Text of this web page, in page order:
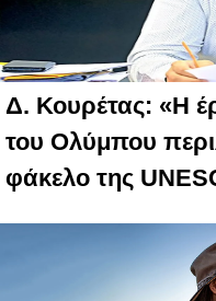
Δ. Κουρέτας: «Η
του Ολύμπου
φάκελο της